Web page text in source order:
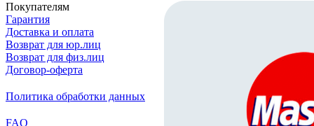
Покупателям
Гарантия
Доставка и оплата
Возврат для юр.лиц
Возврат для физ.лиц
Договор-оферта
Политика обработки данных
FAQ